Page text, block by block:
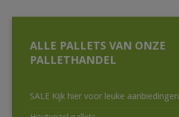
ALLE PALLETS VAN ONZE
PALLETHANDEL
SALE Kijk hier voor leuke aanbiedingen